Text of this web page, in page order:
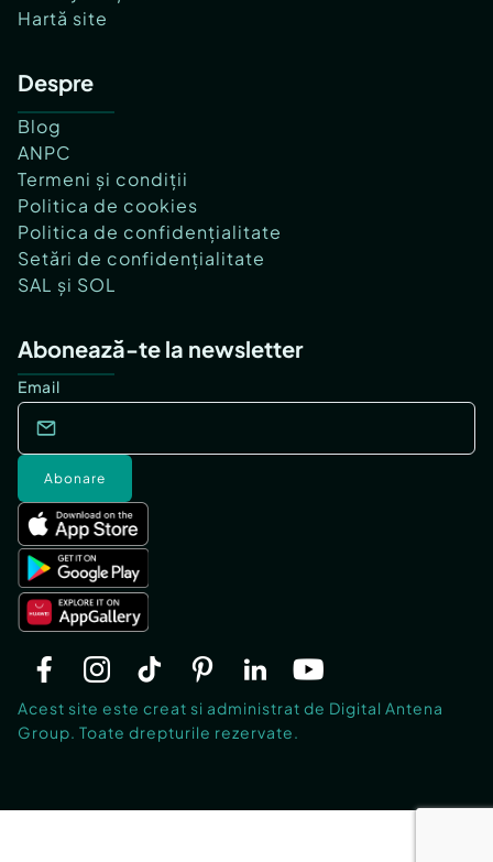
Hartă site
Despre
Blog
ANPC
Termeni și condiții
Politica de cookies
Politica de confidențialitate
Setări de confidențialitate
SAL și SOL
Abonează-te la newsletter
Email
Abonare
Acest site este creat si administrat de Digital Antena
Group. Toate drepturile rezervate.